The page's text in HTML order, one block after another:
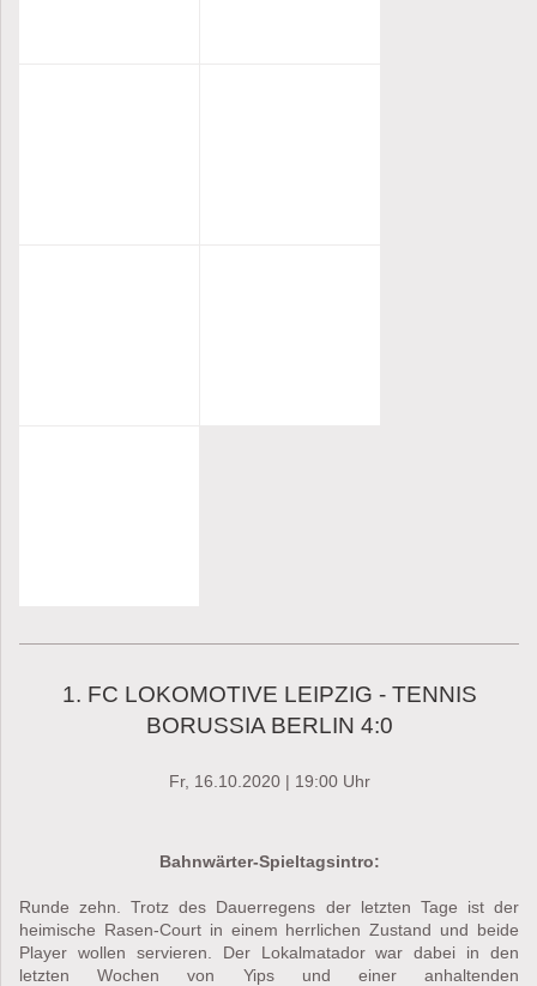
1. FC LOKOMOTIVE LEIPZIG - TENNIS
BORUSSIA BERLIN 4:0
Fr, 16.10.2020 | 19:00 Uhr
Bahnwärter-Spieltagsintro:
Runde zehn. Trotz des Dauerregens der letzten Tage ist der
heimische Rasen-Court in einem herrlichen Zustand und beide
Player wollen servieren. Der Lokalmatador war dabei in den
letzten Wochen von Yips und einer anhaltenden